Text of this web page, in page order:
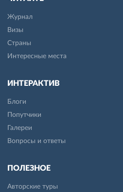
Журнал
Визы
Страны
Интересные места
ИНТЕРАКТИВ
Блоги
Попутчики
Галереи
Вопросы и ответы
ПОЛЕЗНОЕ
Авторские туры